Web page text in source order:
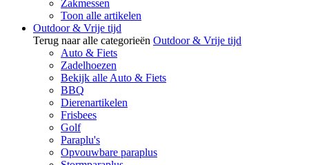
Zakmessen
Toon alle artikelen
Outdoor & Vrije tijd
Terug naar alle categorieën Outdoor & Vrije tijd
Auto & Fiets
Zadelhoezen
Bekijk alle Auto & Fiets
BBQ
Dierenartikelen
Frisbees
Golf
Paraplu's
Opvouwbare paraplus